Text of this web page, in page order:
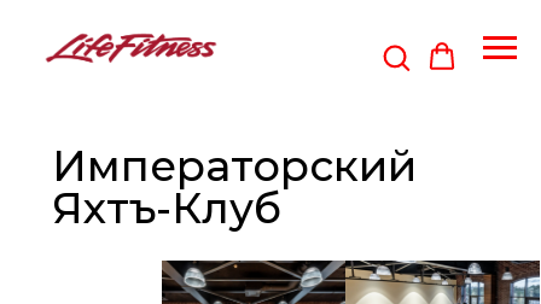
Императорский
Яхтъ-Клуб